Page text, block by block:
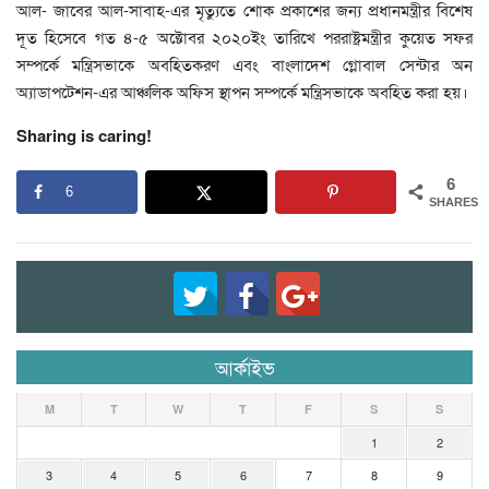
আল- জাবের আল-সাবাহ-এর মৃত্যুতে শোক প্রকাশের জন্য প্রধানমন্ত্রীর বিশেষ
দূত হিসেবে গত ৪-৫ অক্টোবর ২০২০ইং তারিখে পররাষ্ট্রমন্ত্রীর কুয়েত সফর
সম্পর্কে মন্ত্রিসভাকে অবহিতকরণ এবং বাংলাদেশ গ্লোবাল সেন্টার অন
অ্যাডাপটেশন-এর আঞ্চলিক অফিস স্থাপন সম্পর্কে মন্ত্রিসভাকে অবহিত করা হয়।
Sharing is caring!
6
SHARES
6
আর্কাইভ
M T W T F S S
1
2
3
4 5 6 7 8 9